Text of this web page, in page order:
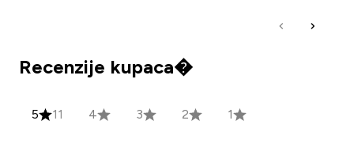
Recenzije kupaca�
5 11 4 3 2 1